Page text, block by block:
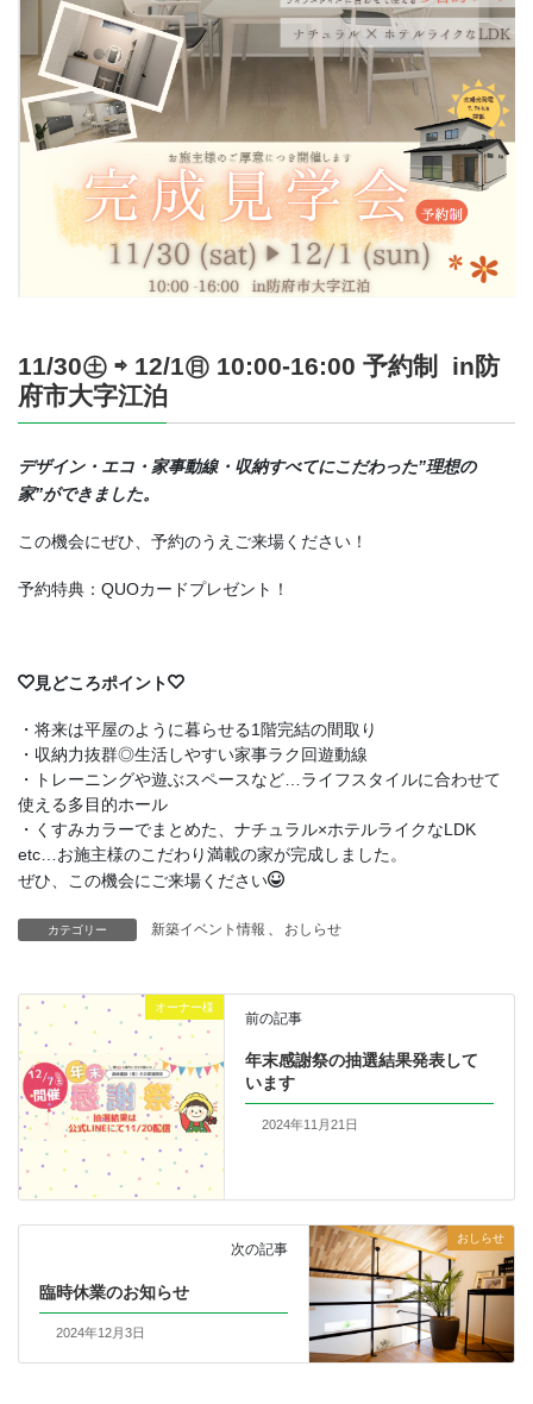
11/30㊏ ⇨ 12/1㊐ 10:00-16:00 予約制 in防
府市大字江泊
デザイン・エコ・家事動線・収納すべてにこだわった”理想の
家”ができました。
この機会にぜひ、予約のうえご来場ください！
予約特典：QUOカードプレゼント！
見どころポイント
・将来は平屋のように暮らせる1階完結の間取り
・収納力抜群◎生活しやすい家事ラク回遊動線
・トレーニングや遊ぶスペースなど…ライフスタイルに合わせて
使える多目的ホール
・くすみカラーでまとめた、ナチュラル×ホテルライクなLDK
etc…お施主様のこだわり満載の家が完成しました。
ぜひ、この機会にご来場ください
カテゴリー 新築イベント情報 、 おしらせ
オーナー様
前の記事
年末感謝祭の抽選結果発表して
います
2024年11月21日
おしらせ
次の記事
臨時休業のお知らせ
2024年12月3日